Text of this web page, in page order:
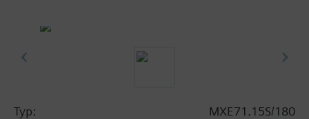
Typ:
MXE71.15S/180